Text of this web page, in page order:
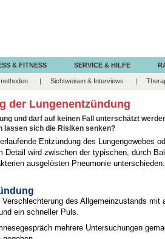
& FITNESS SERVICE & HILFE
Sichtweisen & Interviews
der Lungenentzündung
und darf auf keinen Fall unterschätzt
lassen sich die Risiken senken?
Entzündung des Lungengewebes
wird zwischen der typischen, durch
ausgelösten Pneumonie
des Allgemeinzustands
ein schneller Puls.
mehrere Untersuchungen